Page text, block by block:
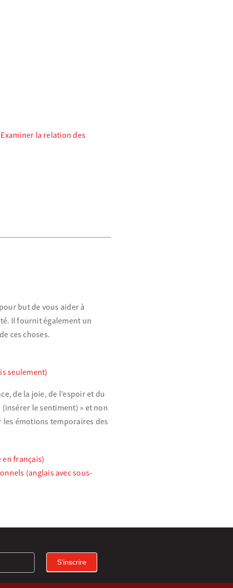
la relation des
but de vous aider à
Il fournit également un
ces choses.
seulement)
de la joie, de l’espoir et du
le sentiment) » et non
les émotions temporaires des
en français)
(anglais avec sous-
S'inscrire